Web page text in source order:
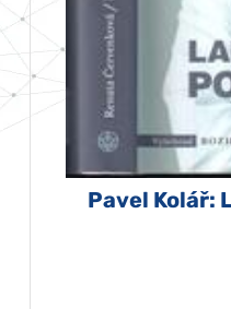
Pavel Kolář: